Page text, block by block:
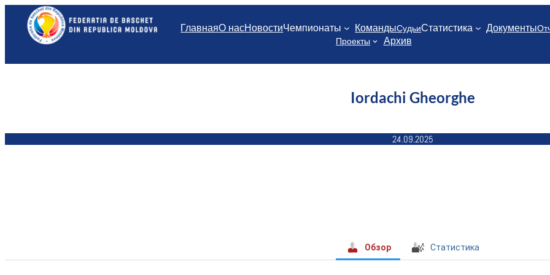
Перейти
содержимому
ГлавнаяО насНовостиЧемпионаты КомандыСудьиСтатистика Документы
Проекты
Архив
Iordachi Gheorghe
24.09.2025
Обзор Статистика